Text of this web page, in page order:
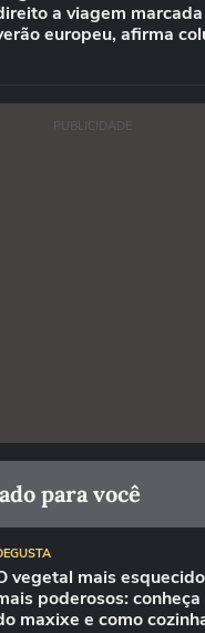
a viagem
europeu, afirma
PUBLICIDADE
para você
vegetal mais
poderosos:
maxixe e como